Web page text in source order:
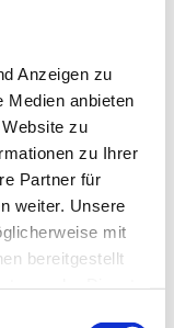
Anzeigen zu
Medien anbieten
zu
zu Ihrer
Partner für
weiter. Unsere
mit
bereitgestellt
jedoch
in